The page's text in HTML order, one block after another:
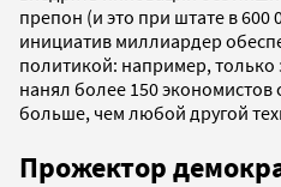
препон (и это при штате в 600
инициатив миллиардер
политикой: например, только
нанял более 150 экономистов
больше, чем любой другой
Прожектор